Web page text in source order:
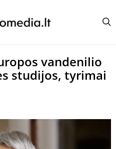
vandenilio
studijos, tyrimai